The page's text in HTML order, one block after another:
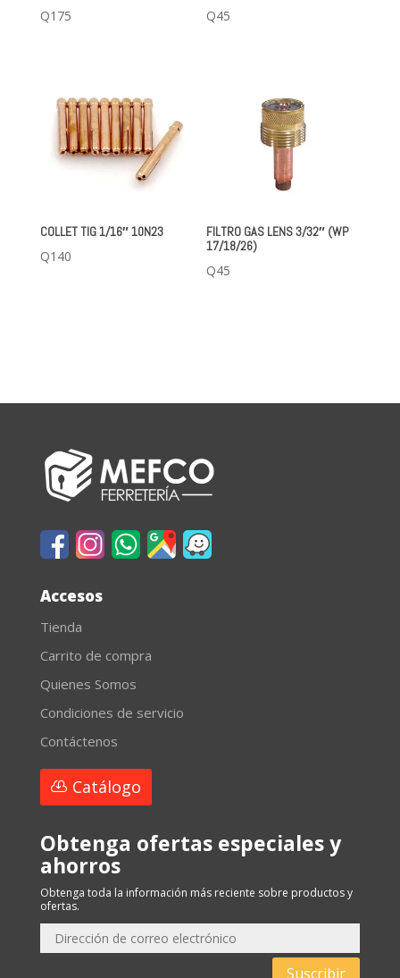
Q175 Q45
COLLET TIG 1/16″ 10N23
Q140
FILTRO GAS LENS 3/32″ (WP
17/18/26)
Q45
Accesos
Tienda
Carrito de compra
Quienes Somos
Condiciones de servicio
Contáctenos
Catálogo
Obtenga ofertas especiales y
ahorros
Obtenga toda la información más reciente sobre productos y
ofertas.
Suscribir